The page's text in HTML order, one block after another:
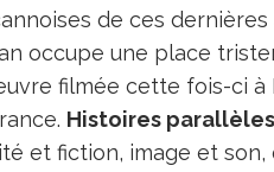
de ces dernières
occupe une place
filmée cette fois-ci à
Histoires parallèles
et fiction, image et son,